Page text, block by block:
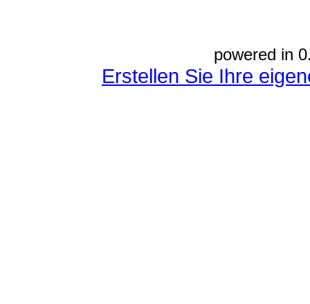
powered in
Erstellen Sie Ihre